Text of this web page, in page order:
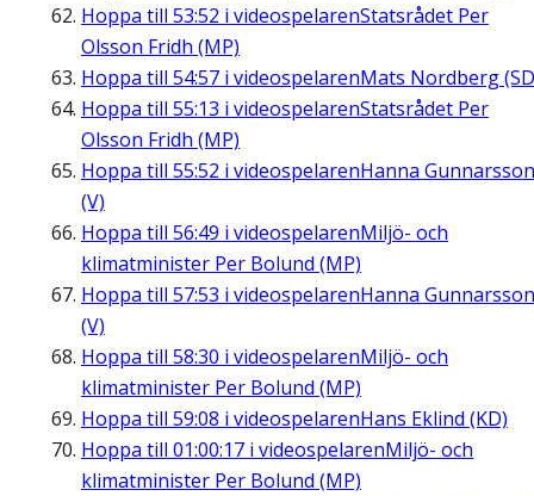
Hoppa till 53:52 i videospelarenStatsrådet Per
Olsson Fridh (MP)
Hoppa till 54:57 i videospelarenMats Nordberg
Hoppa till 55:13 i videospelarenStatsrådet Per
Olsson Fridh (MP)
Hoppa till 55:52 i videospelarenHanna Gunnarsson
(V)
Hoppa till 56:49 i videospelarenMiljö- och
klimatminister Per Bolund (MP)
Hoppa till 57:53 i videospelarenHanna Gunnarsson
(V)
Hoppa till 58:30 i videospelarenMiljö- och
klimatminister Per Bolund (MP)
Hoppa till 59:08 i videospelarenHans Eklind (KD)
Hoppa till 01:00:17 i videospelarenMiljö- och
klimatminister Per Bolund (MP)